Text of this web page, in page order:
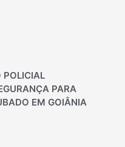
POLICIAL
PARA
EM GOIÂNIA